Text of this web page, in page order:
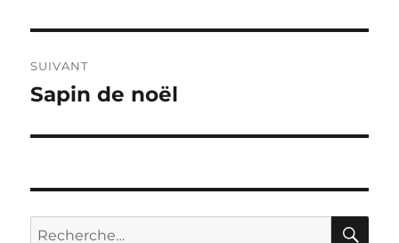
SUIVANT
Publication
Sapin de noël
Recherche